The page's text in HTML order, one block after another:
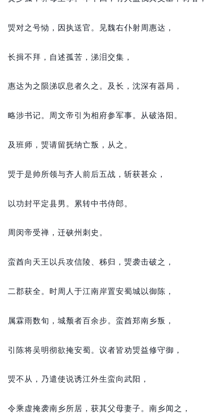
煚对之号恸， 因执送官。 见魏右仆射周惠达，
长揖不拜， 自述孤苦， 涕泪交集，
惠达为之陨涕叹息者久之。 及长， 沈深有器局，
略涉书记。 周文帝引为相府参军事。 从破洛阳。
及班师， 煚请留抚纳亡叛， 从之。
煚于是帅所领与齐人前后五战， 斩获甚众，
以功封平定县男。 累转中书侍郎。
周闵帝受禅， 迁硖州刺史。
蛮酋向天王以兵攻信陵、秭归， 煚袭击破之，
二郡获全。 时周人于江南岸置安蜀城以御陈，
属霖雨数旬， 城颓者百余步。 蛮酋郑南乡叛，
引陈将吴明彻欲掩安蜀。 议者皆劝煚益修守御，
煚不从， 乃遣使说诱江外生蛮向武阳，
令乘虚掩袭南乡所居， 获其父母妻子。 南乡闻之，